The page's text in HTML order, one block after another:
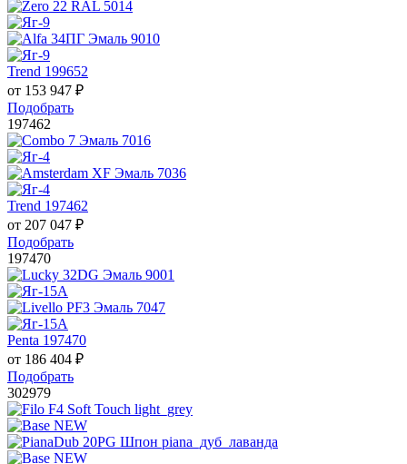
Trend 199652
от 153 947 ₽
Подобрать
197462
Trend 197462
от 207 047 ₽
Подобрать
197470
Penta 197470
от 186 404 ₽
Подобрать
302979